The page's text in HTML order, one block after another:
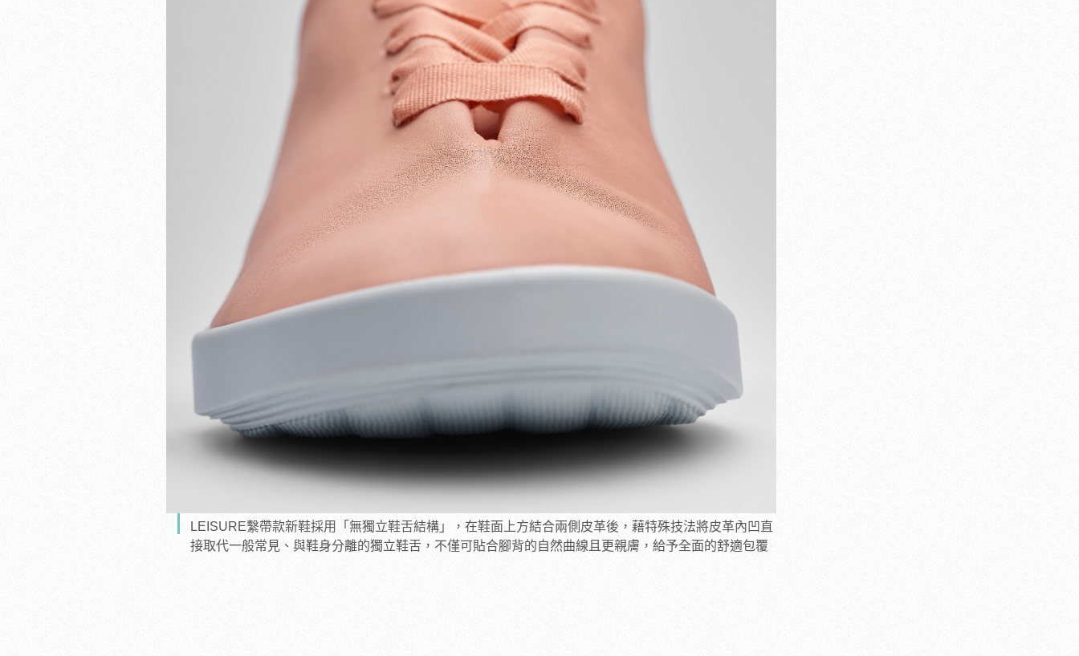
LEISURE繫帶款新鞋採用「無獨立鞋舌結構」，在鞋面上方結合兩側皮革後，藉特殊技法將皮革內凹直
接取代一般常見、與鞋身分離的獨立鞋舌，不僅可貼合腳背的自然曲線且更親膚，給予全面的舒適包覆